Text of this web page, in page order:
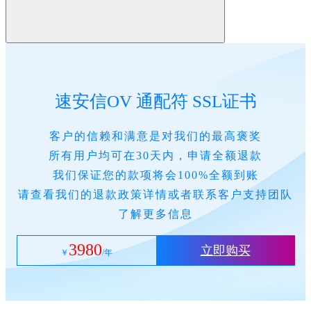
速安信OV 通配符 SSL证书
客户的信赖和满意是对我们的最高褒奖
所有用户均可在30天内，申请全额退款
我们保证您的款项将会100%全额到账
请查看我们的退款政策详情或者联系客户支持团队
了解更多信息
￥ 3980/年 立即购买